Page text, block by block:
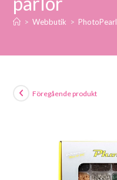
> Webbutik >
Föregående produkt